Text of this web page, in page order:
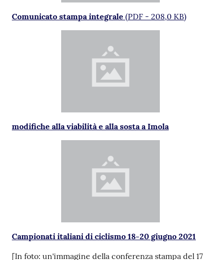
Comunicato stampa integrale (PDF - 208,0 KB)
modifiche alla viabilità e alla sosta a Imola
Campionati italiani di ciclismo 18-20 giugno 2021
[In foto: un'immagine della conferenza stampa del 17